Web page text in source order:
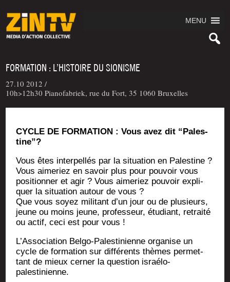
MENU
FORMATION : L’HISTOIRE DU SIONISME
27.10 2012 /
10h>12h30 Pianofabriek, rue du Fort, 35 1060 Bruxelles
CYCLE DE FORMATION : Vous avez dit “Pales­
tine”?
Vous êtes inter­pel­lés par la situa­tion en Pales­tine ?
Vous aime­riez en savoir plus pour pou­voir vous
posi­tion­ner et agir ? Vous aime­riez pou­voir expli­
quer la situa­tion autour de vous ?
Que vous soyez mili­tant d’un jour ou de plu­sieurs,
jeune ou moins jeune, pro­fes­seur, étu­diant, retrai­té
ou actif, ceci est pour vous !
L’Association Bel­go-Pales­ti­nienne orga­nise un
cycle de for­ma­tion sur dif­fé­rents thèmes per­met­
tant de mieux cer­ner la ques­tion israélo-
palestinienne.